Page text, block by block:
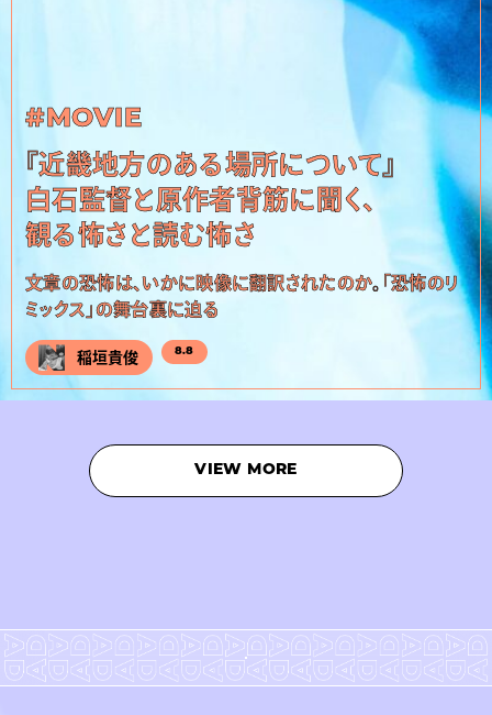
#MOVIE
『近畿地方のある場所について』
白石監督と原作者背筋に聞く、
観る怖さと読む怖さ
文章の恐怖は、いかに映像に翻訳されたのか。「恐怖のリ
ミックス」の舞台裏に迫る
稲垣貴俊 8.8
VIEW MORE